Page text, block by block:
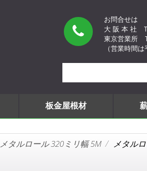
お問合せは
大 阪 本 社
東京営業所
（営業時間
板金屋根材
メタルロール 320ミリ幅 5M
メタル